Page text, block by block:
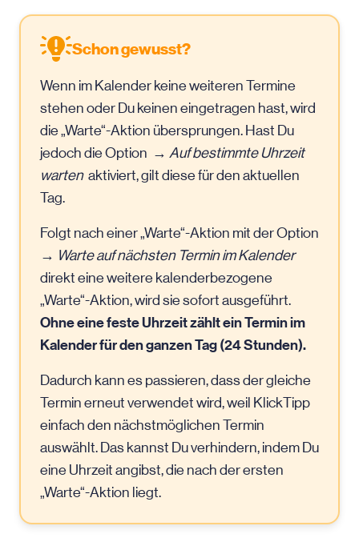
Schon gewusst?
Wenn im Kalender keine weiteren Termine
stehen oder Du keinen eingetragen hast, wird
die „Warte“-Aktion übersprungen. Hast Du
jedoch die Option → Auf bestimmte Uhrzeit
warten aktiviert, gilt diese für den aktuellen
Tag.
Folgt nach einer „Warte“-Aktion mit der Option
→ Warte auf nächsten Termin im Kalender
direkt eine weitere kalenderbezogene
„Warte“-Aktion, wird sie sofort ausgeführt.
Ohne eine feste Uhrzeit zählt ein Termin im
Kalender für den ganzen Tag (24 Stunden).
Dadurch kann es passieren, dass der gleiche
Termin erneut verwendet wird, weil KlickTipp
einfach den nächstmöglichen Termin
auswählt. Das kannst Du verhindern, indem Du
eine Uhrzeit angibst, die nach der ersten
„Warte“-Aktion liegt.